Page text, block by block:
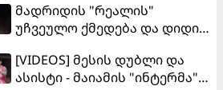
მადრიდის "რეალის"
უჩვეულო ქმედება და დიდი
მომავალი გადაწყდა
[VIDEOS] მესის დუბლი და
ასისტი - მაიამის "ინტერმა"